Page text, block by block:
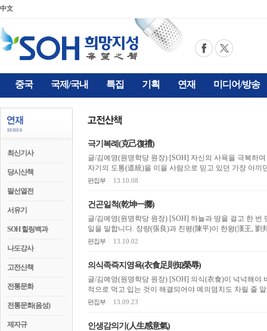
中文
중국 국제/국내 특집 기획 연재 미디어/방송
최신기사
당시산책
팔선열전
서유기
SOH 힐링백과
나도강사
고전산책
전통문화
전통문화(음성)
제자규
극기복례(克己復禮)
글/김예영(원명학당 원장) [SOH] 자신의 사욕을 극복하여 정당한 모습인 예(禮)를 회복한다는 뜻으로, 공자가
자기의 도통(道統)을 이을 사람으로 믿고 있던 가장 아끼
편집부 13.10.08
건곤일척(乾坤一擲)
글/김예영(원명학당 원장) [SOH] 하늘과 땅을 걸고 한 번 던진다는 뜻으로, 나라를 걸고 단판으로 승부를 내는
일을 말합니다. 장량(張良)과 진평(陳平)이 한왕(漢王, 劉
편집부 13.10.02
의식족즉지영욕(衣食足則知榮辱)
글/김예영(원명학당 원장) [SOH] 의식(衣食)이 넉넉해야 비로소 영예와 치욕을 가릴 줄 안다는 뜻으로, 곧 기본
적으로 먹고 입는 것이 해결되어야 예의염치도 차릴 줄
편집부 13.09.23
인생감의기(人生感意氣)